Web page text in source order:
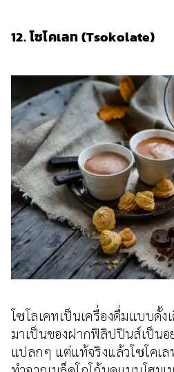
12. โซโคเลท (Tsokolate)
โซโลเคทเป็นเครื่องดื่มแบบดั้
มาเป็นของฝากฟิลิปปินส์เป็นอ
แปลกๆ แต่แท้จริงแล้วโซโคเ
ทำจากเมล็ดโกโก้บดแบบโฮม